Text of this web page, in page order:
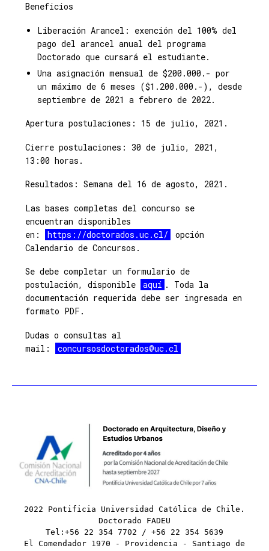
Beneficios
Liberación Arancel: exención del 100% del
pago del arancel anual del programa
Doctorado que cursará el estudiante.
Una asignación mensual de $200.000.- por
un máximo de 6 meses ($1.200.000.-), desde
septiembre de 2021 a febrero de 2022.
Apertura postulaciones: 15 de julio, 2021.
Cierre postulaciones: 30 de julio, 2021,
13:00 horas.
Resultados: Semana del 16 de agosto, 2021.
Las bases completas del concurso se
encuentran disponibles
en:
https://doctorados.uc.cl/
opción
Calendario de Concursos.
Se debe completar un formulario de
postulación, disponible
aquí . Toda la
documentación requerida debe ser ingresada en
formato PDF.
Dudas o consultas al
mail:
concursosdoctorados@uc.cl
2022 Pontificia Universidad Católica de Chile.
Doctorado FADEU
Tel:+56 22 354 7702 / +56 22 354 5639
El Comendador 1970 - Providencia - Santiago de